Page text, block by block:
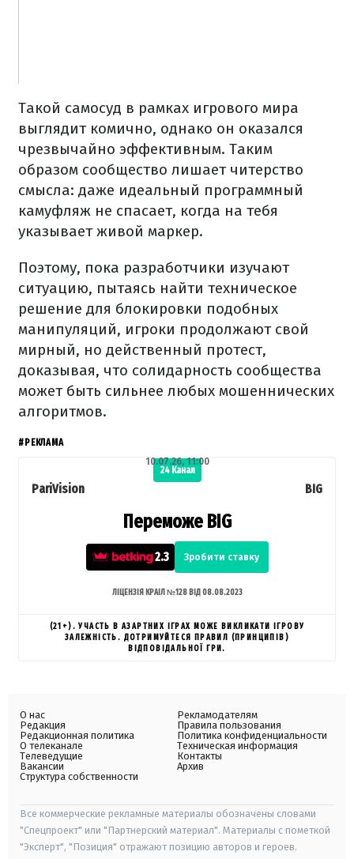
Такой самосуд в рамках игрового мира
выглядит комично, однако он оказался
чрезвычайно эффективным. Таким
образом сообщество лишает читерство
смысла: даже идеальный программный
камуфляж не спасает, когда на тебя
указывает живой маркер.
Поэтому, пока разработчики изучают
ситуацию, пытаясь найти техническое
решение для блокировки подобных
манипуляций, игроки продолжают свой
мирный, но действенный протест,
доказывая, что солидарность сообщества
может быть сильнее любых мошеннических
алгоритмов.
#РЕКЛАМА
24 Канал
PariVision
10.07.26, 11:00
Переможе BIG
2.3 Зробити ставку
BIG
ЛІЦЕНЗІЯ КРАІЛ №128 ВІД 08.08.2023
(21+). УЧАСТЬ В АЗАРТНИХ ІГРАХ МОЖЕ ВИКЛИКАТИ ІГРОВУ
ЗАЛЕЖНІСТЬ. ДОТРИМУЙТЕСЯ ПРАВИЛ (ПРИНЦИПІВ)
ВІДПОВІДАЛЬНОЇ ГРИ.
О нас
Редакция
Редакционная политика
О телеканале
Телеведущие
Вакансии
Структура собственности
Рекламодателям
Правила пользования
Политика конфиденциальности
Техническая информация
Контакты
Архив
Все коммерческие рекламные материалы обозначены словами
"Спецпроект" или "Партнерский материал". Материалы с пометкой
"Эксперт", "Позиция" отражают позицию авторов и героев.